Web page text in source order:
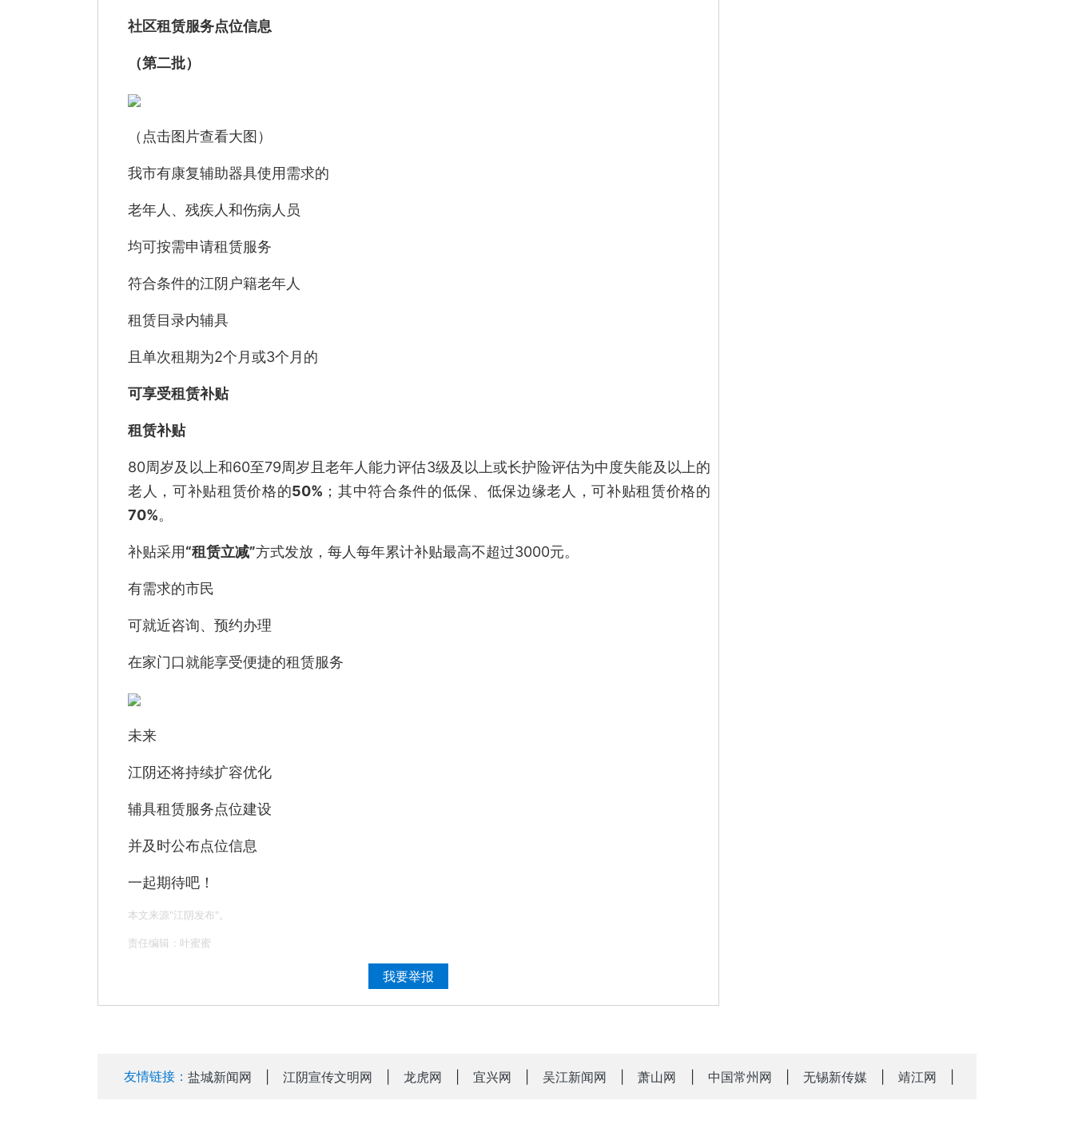
社区租赁服务点位信息
（第二批）
（点击图片查看大图）
我市有康复辅助器具使用需求的
老年人、残疾人和伤病人员
均可按需申请租赁服务
符合条件的江阴户籍老年人
租赁目录内辅具
且单次租期为2个月或3个月的
可享受租赁补贴
租赁补贴
80周岁及以上和60至79周岁且老年人能力评估3级及以上或长护险评估为中度失能及以上的
老人，可补贴租赁价格的50% ；其中符合条件的低保、低保边缘老人，可补贴租赁价格的
70%。
补贴采用“租赁立减”方式发放，每人每年累计补贴最高不超过3000元。
有需求的市民
可就近咨询、预约办理
在家门口就能享受便捷的租赁服务
未来
江阴还将持续扩容优化
辅具租赁服务点位建设
并及时公布点位信息
一起期待吧！
本文来源"江阴发布"。
责任编辑：叶蜜蜜
我要举报
友情链接： 盐城新闻网 江阴宣传文明网 龙虎网 宜兴网 吴江新闻网 萧山网 中国常州网 无锡新传媒 靖江网